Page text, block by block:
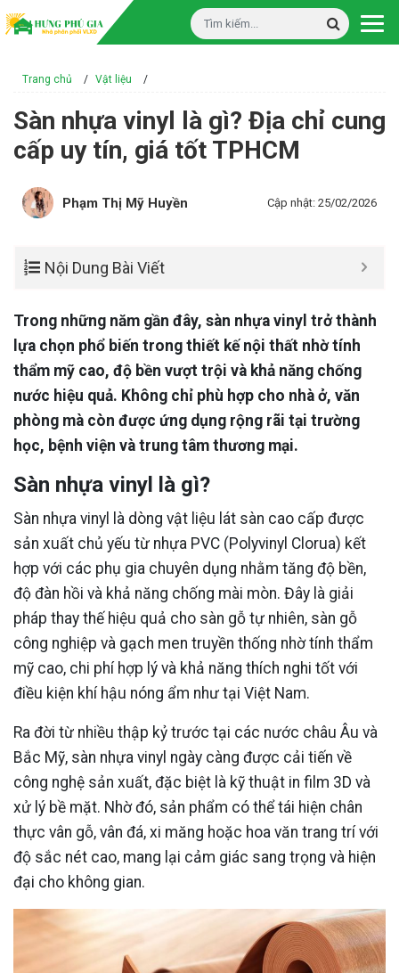
Trang chủ / Vật liệu /
Sàn nhựa vinyl là gì? Địa chỉ cung
cấp uy tín, giá tốt TPHCM
Phạm Thị Mỹ Huyền Cập nhật: 25/02/2026
Nội Dung Bài Viết
Trong những năm gần đây, sàn nhựa vinyl trở thành
lựa chọn phổ biến trong thiết kế nội thất nhờ tính
thẩm mỹ cao, độ bền vượt trội và khả năng chống
nước hiệu quả. Không chỉ phù hợp cho nhà ở, văn
phòng mà còn được ứng dụng rộng rãi tại trường
học, bệnh viện và trung tâm thương mại.
Sàn nhựa vinyl là gì?
Sàn nhựa vinyl là dòng vật liệu lát sàn cao cấp được
sản xuất chủ yếu từ nhựa PVC (Polyvinyl Clorua) kết
hợp với các phụ gia chuyên dụng nhằm tăng độ bền,
độ đàn hồi và khả năng chống mài mòn. Đây là giải
pháp thay thế hiệu quả cho sàn gỗ tự nhiên, sàn gỗ
công nghiệp và gạch men truyền thống nhờ tính thẩm
mỹ cao, chi phí hợp lý và khả năng thích nghi tốt với
điều kiện khí hậu nóng ẩm như tại Việt Nam.
Ra đời từ nhiều thập kỷ trước tại các nước châu Âu và
Bắc Mỹ, sàn nhựa vinyl ngày càng được cải tiến về
công nghệ sản xuất, đặc biệt là kỹ thuật in film 3D và
xử lý bề mặt. Nhờ đó, sản phẩm có thể tái hiện chân
thực vân gỗ, vân đá, xi măng hoặc hoa văn trang trí với
độ sắc nét cao, mang lại cảm giác sang trọng và hiện
đại cho không gian.